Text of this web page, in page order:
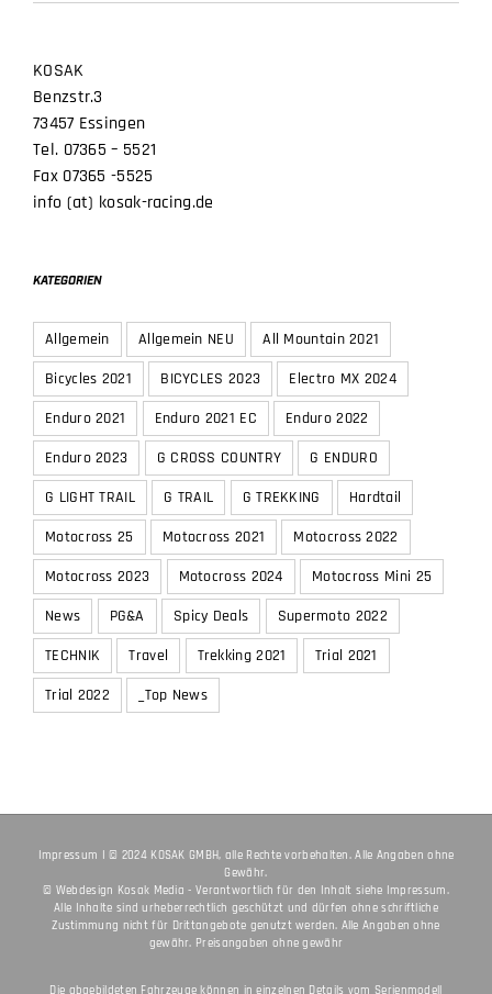
KOSAK
Benzstr.3
73457 Essingen
Tel. 07365 – 5521
Fax 07365 -5525
info (at) kosak-racing.de
KATEGORIEN
Allgemein Allgemein NEU
All Mountain 2021
Bicycles 2021
BICYCLES 2023
Electro MX 2024
Enduro 2021
Enduro 2021 EC
Enduro 2022
Enduro 2023
G CROSS COUNTRY
G ENDURO
G LIGHT TRAIL
G TRAIL G TREKKING
Hardtail
Motocross 25
Motocross 2021
Motocross 2022
Motocross 2023
Motocross 2024
Motocross Mini 25
News
PG&A Spicy Deals
Supermoto 2022
TECHNIK
Travel Trekking 2021
Trial 2021
Trial 2022
_Top News
Impressum
I © 2024 KOSAK GMBH, alle Rechte vorbehalten. Alle Angaben ohne
Gewähr.
© Webdesign
Kosak Media - Verantwortlich für den Inhalt siehe Impressum
Alle Inhalte sind urheberrechtlich geschützt und dürfen ohne schriftliche
Zustimmung nicht für Drittangebote genutzt werden. Alle Angaben ohne
gewähr. Preisangaben ohne gewähr